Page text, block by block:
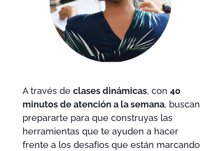
A través de clases dinámicas, con 40
minutos de atención a la semana, buscan
prepararte para que construyas las
herramientas que te ayuden a hacer
frente a los desafíos que están marcando